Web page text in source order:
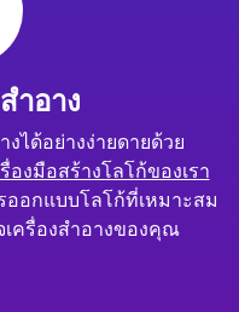
ำอาง
ได้อย่างง่ายดายด้วย
องมือสร้างโลโก้ของเรา
อกแบบโลโก้ที่เหมาะสม
ครื่องสำอางของคุณ